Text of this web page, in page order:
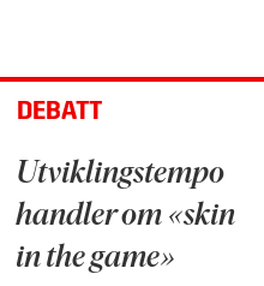
DEBATT
Utviklingstempo
handler om «skin
in the game»